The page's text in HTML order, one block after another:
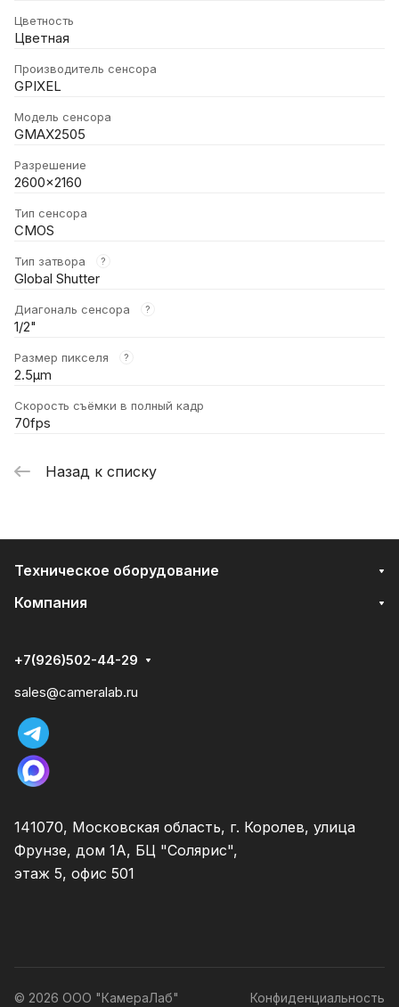
Цветность
Цветная
Производитель сенсора
GPIXEL
Модель сенсора
GMAX2505
Разрешение
2600x2160
Тип сенсора
CMOS
Тип затвора ?
Global Shutter
Диагональ сенсора ?
1/2"
Размер пикселя ?
2.5μm
Скорость съёмки в полный кадр
70fps
Назад к списку
Техническое оборудование
Компания
+7(926)502-44-29
sales@cameralab.ru
141070, Московская область, г. Королев, улица
Фрунзе, дом 1А, БЦ "Солярис",
этаж 5, офис 501
© 2026 ООО "КамераЛаб" Конфиденциальность